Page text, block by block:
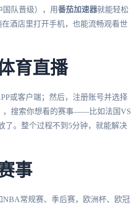
队晋级），用番茄加速器就能轻松
酒店里打开手机，也能流畅观看世
育直播
或客户端；然后，注册账号并选择
，搜索你想看的赛事——比如法国VS
了。整个过程不到5分钟，就能解决
事
常规赛、季后赛，欧洲杯、欧冠